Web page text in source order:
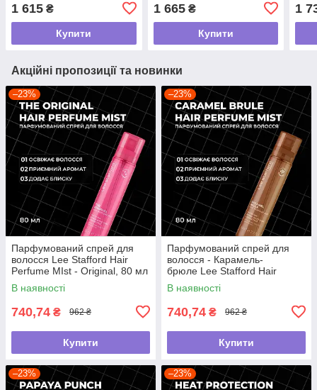
1 615 ₴
Купити
1 665₴
Купити
1
Акційні пропозиції та новинки
–23%
Парфумований спрей для
волосся Lee Stafford Hair
Perfume MIst - Original, 80 мл
В наявності
740,74 ₴ 962 ₴
Купити
–23%
Парфумований спрей для
волосся - Карамель-
брюле Lee Stafford Hair
Perfume Mist - Caramel
Brulee, 80 мл
В наявності
740,74 ₴ 962 ₴
Купити
–23% –23%